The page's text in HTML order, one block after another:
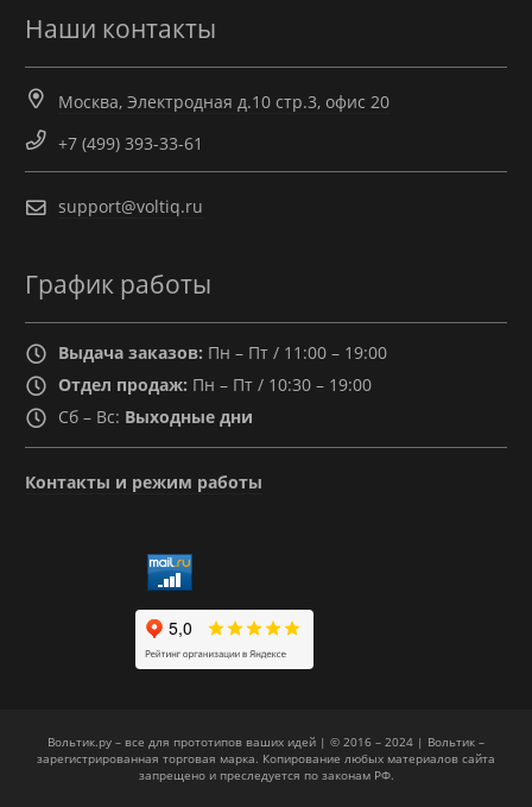
Наши контакты
Москва, Электродная д.10 стр.3, офис 20
+7 (499) 393-33-61
support@voltiq.ru
График работы
Выдача заказов: Пн – Пт / 11:00 – 19:00
Отдел продаж: Пн – Пт / 10:30 – 19:00
Сб – Вс: Выходные дни
Контакты и режим работы
Вольтик.ру – все для прототипов ваших идей | © 2016 – 2024 | Вольтик –
зарегистрированная торговая марка. Копирование любых материалов сайта
запрещено и преследуется по законам РФ.